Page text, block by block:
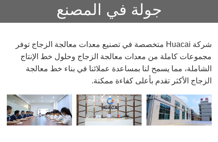
جولة في المصنع
شركة Huacai متخصصة في تصنيع معدات معالجة الزجاج توفر
مجموعات كاملة من معدات معالجة الزجاج وحلول خط الإنتاج
الشاملة، مما يسمح لنا بمساعدة عملائنا في بناء خط معالجة
الزجاج الأكثر تقدم بأعلى كفاءة ممكنة.